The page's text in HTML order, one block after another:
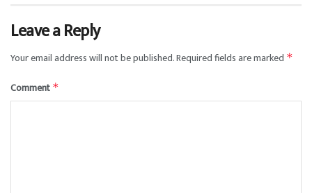
Leave a Reply
Your email address will not be published.Required fields are marked *
Comment *